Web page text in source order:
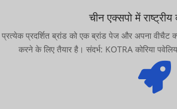
चीन एक्सपो में राष्ट्रीय
प्रत्येक प्रदर्शित ब्रांड को एक ब्रांड पेज और अपना वीचैट
करने के लिए तैयार है। संदर्भ: KOTRA कोरिया
